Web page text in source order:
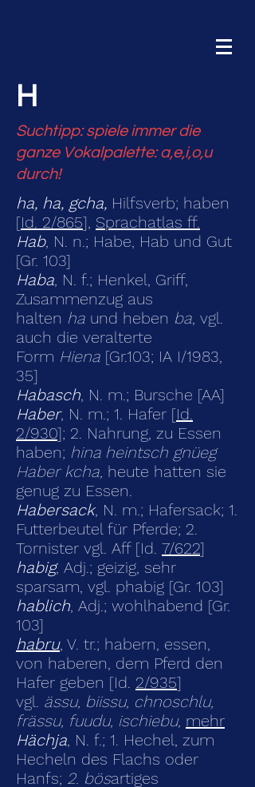
H
Suchtipp: spiele immer die
ganze Vokalpalette: a,e,i,o,u
durch!
ha, ha, gcha, Hilfsverb; haben
[Id. 2/865], Sprachatlas ff.
Hab, N. n.; Habe, Hab und Gut
[Gr. 103]
Haba, N. f.; Henkel, Griff,
Zusammenzug aus
halten ha und heben ba, vgl.
auch die veralterte
Form Hiena [Gr.103; IA I/1983,
35]
Habasch, N. m.; Bursche [AA]
Haber, N. m.; 1. Hafer [Id.
2/930]; 2. Nahrung, zu Essen
haben; hina heintsch gnüeg
Haber kcha, heute hatten sie
genug zu Essen.
Habersack, N. m.; Hafersack; 1.
Futterbeutel für Pferde; 2.
Tornister vgl. Aff [Id. 7/622]
habig, Adj.; geizig, sehr
sparsam, vgl. phabig [Gr. 103]
hablich, Adj.; wohlhabend [Gr.
103]
habru, V. tr.; habern, essen,
von haberen, dem Pferd den
Hafer geben [Id. 2/935]
vgl. ässu, biissu, chnoschlu,
frässu, fuudu, ischiebu, mehr
Hächja, N. f.; 1. Hechel, zum
Hecheln des Flachs oder
Hanfs; 2. bösartiges